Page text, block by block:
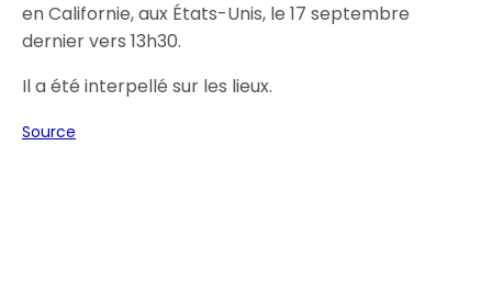
en Californie, aux États-Unis, le 17 septembre
dernier vers 13h30.
Il a été interpellé sur les lieux.
Source